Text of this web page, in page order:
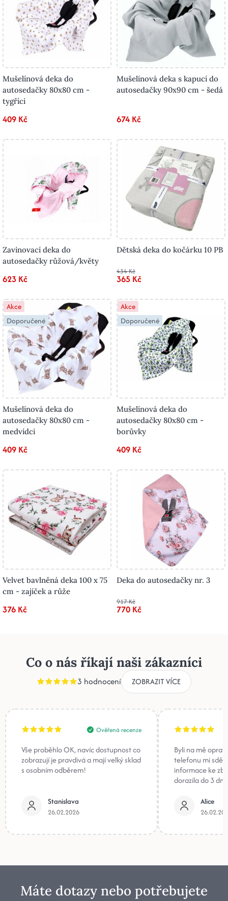
Mušelínová deka do
autosedačky 80x80 cm -
tygříci
409 Kč
Mušelínová deka s kapucí do
autosedačky 90x90 cm - šedá
674 Kč
Zavinovací deka do
autosedačky růžová/květy
623 Kč
Dětská deka do kočárku 10 PB
434 Kč
365 Kč
Akce
Doporučené
Mušelínová deka do
autosedačky 80x80 cm -
medvídci
409 Kč
Akce
Doporučené
Mušelínová deka do
autosedačky 80x80 cm -
borůvky
409 Kč
Velvet bavlněná deka 100 x 75
cm - zajíček a růže
376 Kč
Deka do autosedačky nr. 3
917 Kč
770 Kč
Co o nás říkají naši zákazníci
3 hodnocení ZOBRAZIT VÍCE
Ověřená recenze
Vše proběhlo OK, navíc dostupnost co
zobrazují je pravdivá a mají velký sklad
s osobním odběrem!
Stanislava
26.02.2026
Byli na mě
telefonu mi
informace ke
dorazila do 3
Alice
Máte dotazy nebo potřebujete